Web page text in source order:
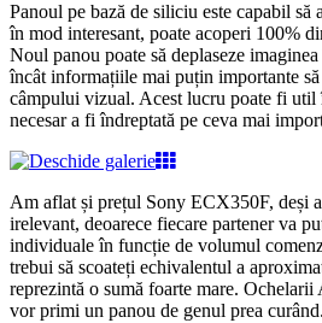
Panoul pe bază de siliciu este capabil
în mod interesant, poate acoperi 100%
Noul panou poate să deplaseze
încât informațiile mai puțin importante
câmpului vizual. Acest lucru poate fi util
necesar a fi îndreptată pe ceva mai
Am aflat și prețul Sony ECX350F, deși
irelevant, deoarece fiecare partener va
individuale în funcție de volumul
trebui să scoateți echivalentul a
reprezintă o sumă foarte mare.
vor primi un panou de genul prea curând.